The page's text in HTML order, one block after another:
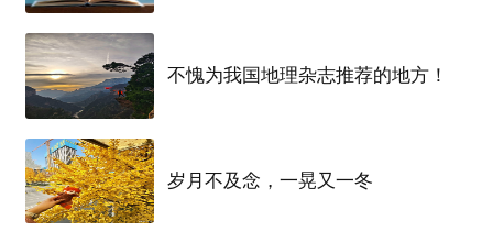
也不考虑离开深圳
（我不知道老实的定义是什么，但老家人对老实的
定义大概就是少话）
加了微信之后，有一搭没一搭聊着，我不发言，
方不做声。没几天，临近国庆，顺便问她回不回老
家，要是回的话，可以约个
不愧为我国地理杂志推荐的地方！
岁月不及念，一晃又一冬